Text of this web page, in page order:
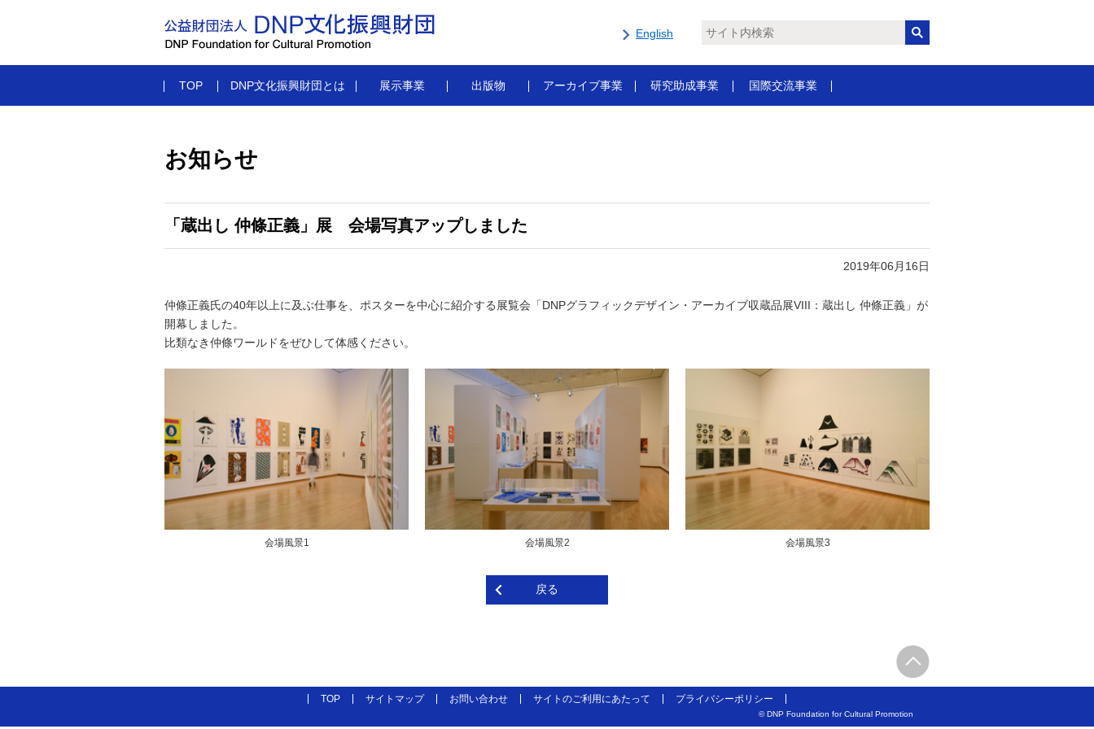
English
TOP DNP文化振興財団とは 展示事業 出版物 アーカイブ事業 研究助成事業 国際交流事業
お知らせ
「蔵出し 仲條正義」展 会場写真アップしました
2019年06月16日
仲條正義氏の40年以上に及ぶ仕事を、ポスターを中心に紹介する展覧会「DNPグラフィックデザイン・アーカイブ収蔵品展VIII：蔵出し 仲條正義」が
開幕しました。
比類なき仲條ワールドをぜひして体感ください。
会場風景1 会場風景2 会場風景3
戻る
TOP サイトマップ お問い合わせ サイトのご利用にあたって プライバシーポリシー
© DNP Foundation for Cultural Promotion